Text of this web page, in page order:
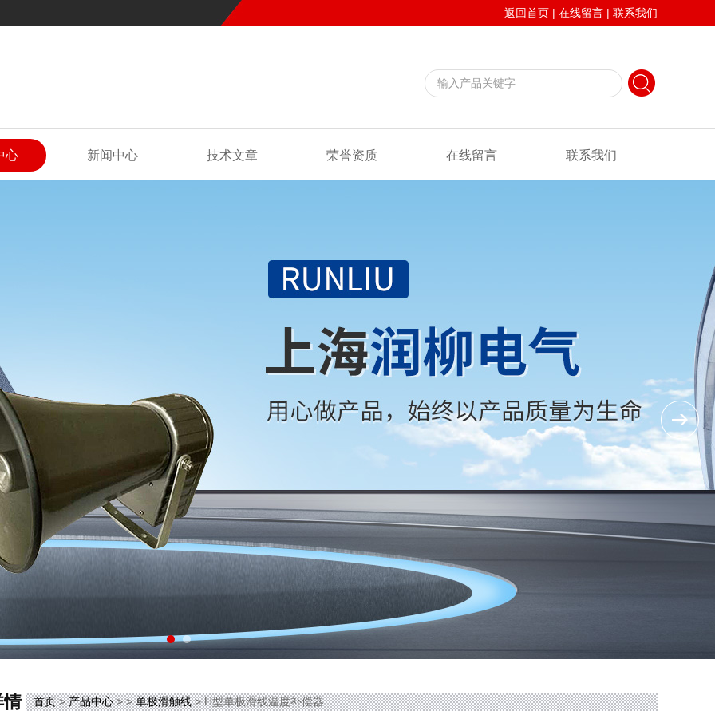
返回首页 | 在线留言 | 联系我们
心 新闻中心 技术文章 荣誉资质 在线留言 联系我们
情 首页>产品中心> >单极滑触线> H型单极滑线温度补偿器